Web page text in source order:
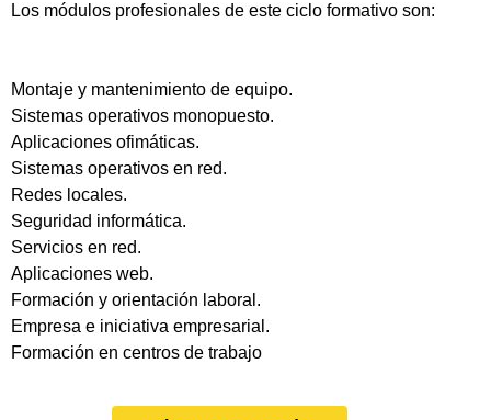
Los módulos profesionales de este ciclo formativo son:
Montaje y mantenimiento de equipo.
Sistemas operativos monopuesto.
Aplicaciones ofimáticas.
Sistemas operativos en red.
Redes locales.
Seguridad informática.
Servicios en red.
Aplicaciones web.
Formación y orientación laboral.
Empresa e iniciativa empresarial.
Formación en centros de trabajo